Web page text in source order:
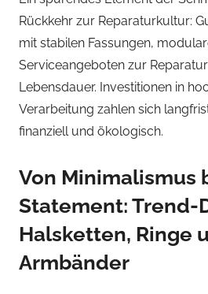
Rückkehr zur Reparaturkultur:
mit stabilen Fassungen,
Serviceangeboten zur
Lebensdauer. Investitionen in
Verarbeitung zahlen sich
finanziell und ökologisch.
Von Minimalismus
Statement: Trend-
Halsketten, Ringe
Armbänder